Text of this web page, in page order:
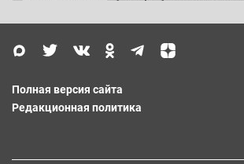
Полная версия сайта
Редакционная политика